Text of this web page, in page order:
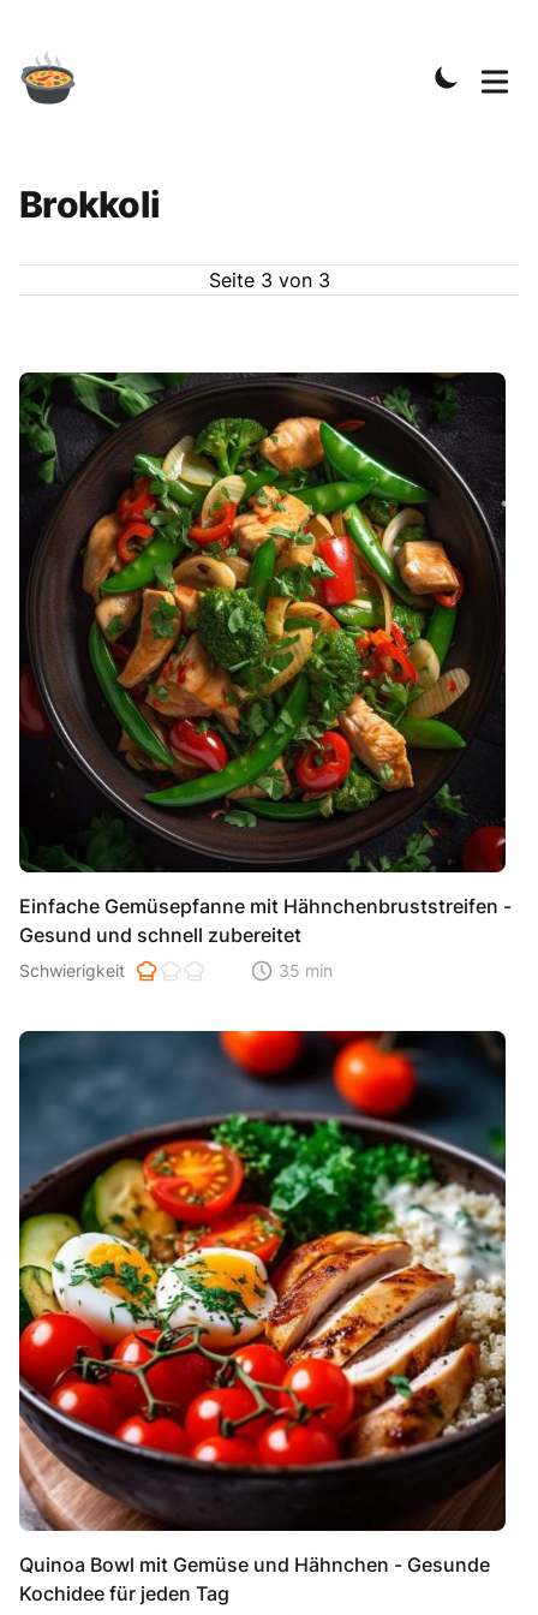
Brokkoli
Seite 3 von 3
Rezepte
Einfache Gemüsepfanne mit Hähnchenbruststreifen -
Gesund und schnell zubereitet
Schwierigkeit der Zubereitung. 1 ist einfach 2 ist mittel 3 ist
Schwierigkeit Zeitaufwand der der Zubereitung.
35 min
Quinoa Bowl mit Gemüse und Hähnchen - Gesunde
Kochidee für jeden Tag